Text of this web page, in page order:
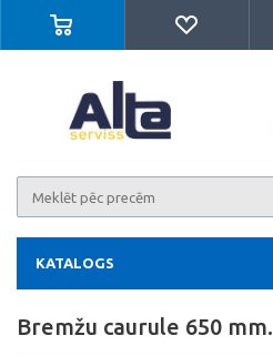
KATALOGS
Bremžu caurule 650 mm.